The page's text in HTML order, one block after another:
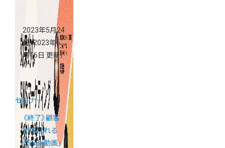
2023年5月24
日（2023年6
月16日 更新）
セミナー
《終了》顧客
に選ばれる
「SNS×動画」